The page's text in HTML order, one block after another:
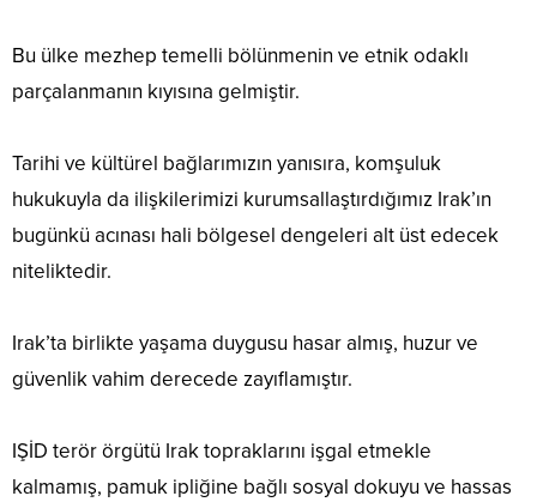
Bu ülke mezhep temelli bölünmenin ve etnik odaklı
parçalanmanın kıyısına gelmiştir.
Tarihi ve kültürel bağlarımızın yanısıra, komşuluk
hukukuyla da ilişkilerimizi kurumsallaştırdığımız Irak’ın
bugünkü acınası hali bölgesel dengeleri alt üst edecek
niteliktedir.
Irak’ta birlikte yaşama duygusu hasar almış, huzur ve
güvenlik vahim derecede zayıflamıştır.
IŞİD terör örgütü Irak topraklarını işgal etmekle
kalmamış, pamuk ipliğine bağlı sosyal dokuyu ve hassas